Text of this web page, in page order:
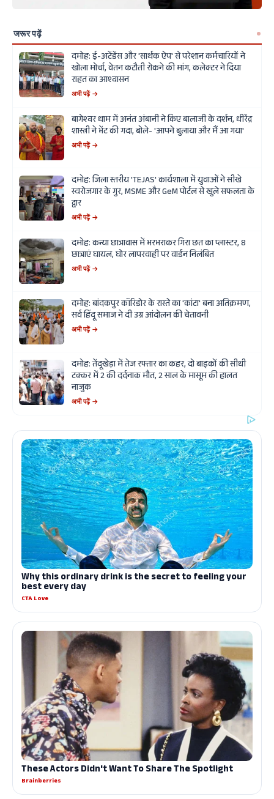
जरूर पढ़ें
दमोह: ई-अटेंडेंस और 'सार्थक ऐप' से परेशान कर्मचारियों ने
खोला मोर्चा, वेतन कटौती रोकने की मांग, कलेक्टर ने दिया
राहत का आश्वासन
अभी पढ़ें →
बागेश्वर धाम में अनंत अंबानी ने किए बालाजी के दर्शन, धीरेंद्र
शास्त्री ने भेंट की गदा, बोले- 'आपने बुलाया और मैं आ गया'
अभी पढ़ें →
दमोह: जिला स्तरीय 'TEJAS' कार्यशाला में युवाओं ने सीखे
स्वरोजगार के गुर, MSME और GeM पोर्टल से खुले सफलता के
द्वार
अभी पढ़ें →
दमोह: कन्या छात्रावास में भरभराकर गिरा छत का प्लास्टर, 8
छात्राएं घायल, घोर लापरवाही पर वार्डन निलंबित
अभी पढ़ें →
दमोह: बांदकपुर कॉरिडोर के रास्ते का 'कांटा' बना अतिक्रमण,
सर्व हिंदू समाज ने दी उग्र आंदोलन की चेतावनी
अभी पढ़ें →
दमोह: तेंदूखेड़ा में तेज रफ्तार का कहर, दो बाइकों की सीधी
टक्कर में 2 की दर्दनाक मौत, 2 साल के मासूम की हालत
नाजुक
अभी पढ़ें →